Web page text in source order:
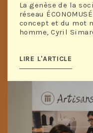
La genèse de la
réseau
concept et du mot
homme, Cyril
LIRE L'ARTICLE